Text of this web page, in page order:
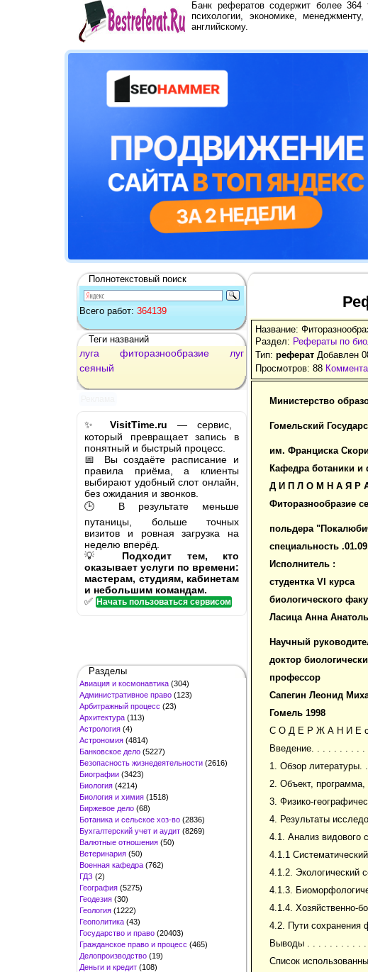
Банк рефератов содержит более 364
психологии, экономике,
английскому.
Полнотекстовый поиск
Всего работ: 364139
Теги названий
луга фиторазнообразие
луг
сеяный
✨ VisitTime.ru — сервис,
который превращает запись в
понятный и быстрый процесс.
📅 Вы создаёте расписание и
правила приёма, а клиенты
выбирают удобный слот онлайн,
без ожидания и звонков.
🕒 В результате меньше
путаницы, больше точных
визитов и ровная загрузка на
неделю вперёд.
💡 Подходит тем, кто
оказывает услуги по времени:
мастерам, студиям, кабинетам
и небольшим командам.
✅ Начать пользоваться сервисом
Разделы
Авиация и космонавтика (304)
Административное право (123)
Арбитражный процесс (23)
Архитектура (113)
Астрология (4)
Астрономия (4814)
Банковское дело (5227)
Безопасность жизнедеятельности (2616)
Биографии (3423)
Биология (4214)
Биология и химия (1518)
Биржевое дело (68)
Ботаника и сельское хоз-во (2836)
Бухгалтерский учет и аудит (8269)
Валютные отношения (50)
Ветеринария (50)
Военная кафедра (762)
ГДЗ (2)
География (5275)
Геодезия (30)
Геология (1222)
Геополитика (43)
Государство и право (20403)
Гражданское право и процесс (465)
Делопроизводство (19)
Деньги и кредит (108)
Название:
Раздел: Рефераты по
Тип: реферат Добавлен
Просмотров: 88
Министерство
Гомельский
им. Франциска
Кафедра ботаники и
Д И П Л О М Н А Я Р
Фиторазнообразие
польдера
специальность
Исполнитель :
студентка VI курса
биологического
Ласица Анна
Научный
доктор
профессор
Сапегин Леонид
Гомель 1998
С О Д Е Р Ж А Н И Е
Введение. . . . . . . . . .
1. Обзор
2. Объект, программа,
3. Физико-
4. Результаты
4.1. Анализ видового
4.1.1
4.1.2. Экологический
4.1.3.
4.1.4. Хозяйственно-
4.2. Пути сохранения
Выводы . . . . . . . . . . .
Список